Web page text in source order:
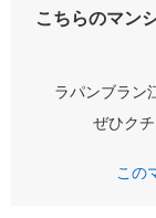
こちらのマン
ラパンブラン
ぜひク
この